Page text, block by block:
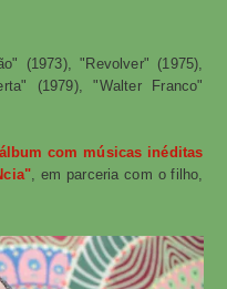
(1973), "Revolver" (1975),
(1979), "Walter Franco"
com músicas inéditas
, em parceria com o filho,